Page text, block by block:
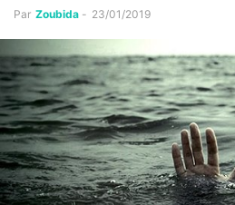
Par Zoubida - 23/01/2019